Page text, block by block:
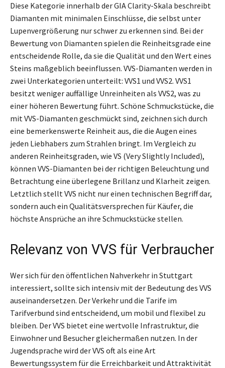
Diese Kategorie innerhalb der GIA Clarity-Skala beschreibt
Diamanten mit minimalen Einschlüsse, die selbst unter
Lupenvergrößerung nur schwer zu erkennen sind. Bei der
Bewertung von Diamanten spielen die Reinheitsgrade eine
entscheidende Rolle, da sie die Qualität und den Wert eines
Steins maßgeblich beeinflussen. VVS-Diamanten werden in
zwei Unterkategorien unterteilt: VVS1 und VVS2. VVS1
besitzt weniger auffällige Unreinheiten als VVS2, was zu
einer höheren Bewertung führt. Schöne Schmuckstücke, die
mit VVS-Diamanten geschmückt sind, zeichnen sich durch
eine bemerkenswerte Reinheit aus, die die Augen eines
jeden Liebhabers zum Strahlen bringt. Im Vergleich zu
anderen Reinheitsgraden, wie VS (Very Slightly Included),
können VVS-Diamanten bei der richtigen Beleuchtung und
Betrachtung eine überlegene Brillanz und Klarheit zeigen.
Letztlich stellt VVS nicht nur einen technischen Begriff dar,
sondern auch ein Qualitätsversprechen für Käufer, die
höchste Ansprüche an ihre Schmuckstücke stellen.
Relevanz von VVS für Verbraucher
Wer sich für den öffentlichen Nahverkehr in Stuttgart
interessiert, sollte sich intensiv mit der Bedeutung des VVS
auseinandersetzen. Der Verkehr und die Tarife im
Tarifverbund sind entscheidend, um mobil und flexibel zu
bleiben. Der VVS bietet eine wertvolle Infrastruktur, die
Einwohner und Besucher gleichermaßen nutzen. In der
Jugendsprache wird der VVS oft als eine Art
Bewertungssystem für die Erreichbarkeit und Attraktivität